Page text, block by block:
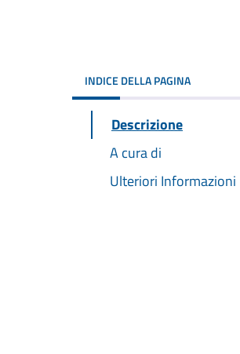
INDICE DELLA PAGINA
Descrizione
A cura di
Ulteriori Informazioni